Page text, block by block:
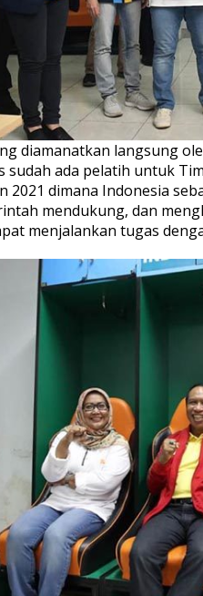
diamanatkan langsung
ada pelatih untuk
2021 dimana Indonesia
mendukung, dan
menjalankan tugas